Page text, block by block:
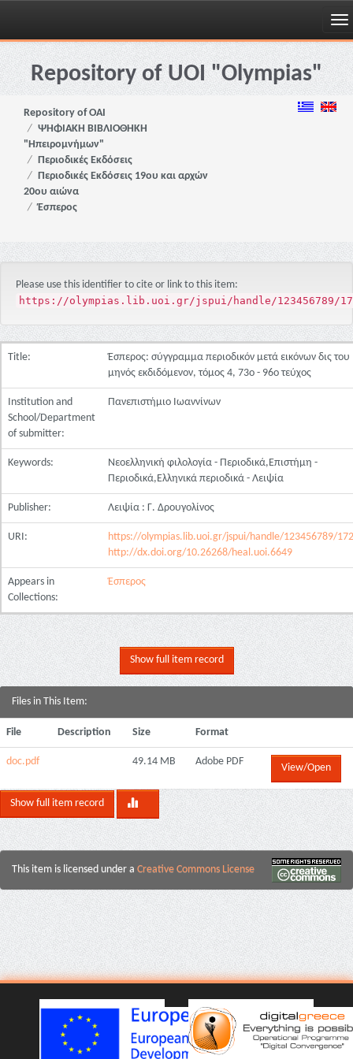
Skip
navigationRepository of UOI "Olympias"
Repository of OAI
ΨΗΦΙΑΚΗ ΒΙΒΛΙΟΘΗΚΗ
"Ηπειρομνήμων"
Περιοδικές Εκδόσεις
Περιοδικές Εκδόσεις 19ου και αρχών
20ου αιώνα
Έσπερος
Please use this identifier to cite or link to this item:
https://olympias.lib.uoi.gr/jspui/handle/123456789/
Title:
Έσπερος: σύγγραμμα περιοδικόν μετά εικόνων δις του
μηνός εκδιδόμενον, τόμος 4, 73ο - 96ο τεύχος
Institution and
School/Department
of submitter:
Πανεπιστήμιο Ιωαννίνων
Keywords:
Νεοελληνική φιλολογία - Περιοδικά,Επιστήμη -
Περιοδικά,Ελληνικά περιοδικά - Λειψία
Publisher: Λειψία : Γ. Δρουγολίνος
URI:
https://olympias.lib.uoi.gr/jspui/handle/123456789/
http://dx.doi.org/10.26268/heal.uoi.6649
Appears in
Collections:
Έσπερος
Show full item record
Files in This Item:
File Description Size Format
doc.pdf 49.14 MB Adobe PDF
View/Open
Show full item record
This item is licensed under a Creative Commons License